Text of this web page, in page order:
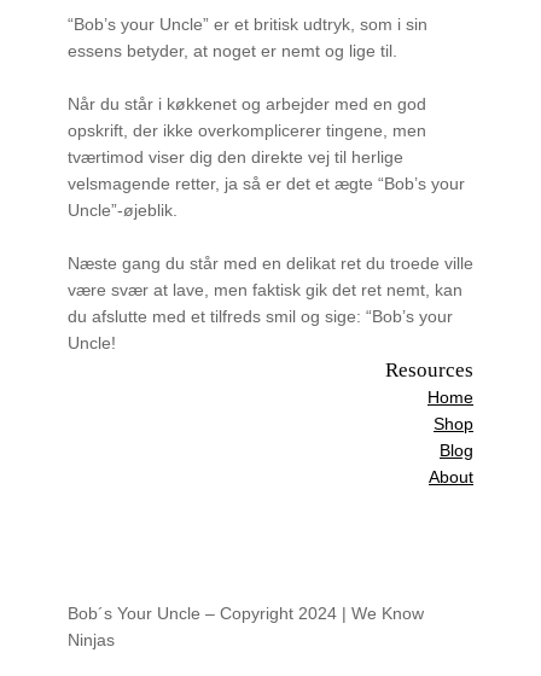
“Bob’s your Uncle” er et britisk udtryk, som i sin
essens betyder, at noget er nemt og lige til.
Når du står i køkkenet og arbejder med en god
opskrift, der ikke overkomplicerer tingene, men
tværtimod viser dig den direkte vej til herlige
velsmagende retter, ja så er det et ægte “Bob’s your
Uncle”-øjeblik.
Næste gang du står med en delikat ret du troede ville
være svær at lave, men faktisk gik det ret nemt, kan
du afslutte med et tilfreds smil og sige: “Bob’s your
Uncle!
Resources
Home
Shop
Blog
About
Bob´s Your Uncle – Copyright 2024 | We Know
Ninjas